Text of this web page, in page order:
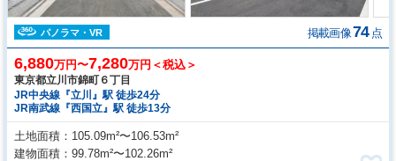
パノラマ・VR 掲載画像74 点
6,880万円〜7,280万円＜税込＞
東京都立川市錦町６丁目
JR中央線『立川』駅 徒歩24分
JR南武線『西国立』駅 徒歩13分
土地面積
105.09m²〜106.53m²
建物面積
99.78m²〜102.26m²